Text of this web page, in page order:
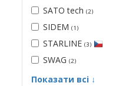
SATO tech (2)
SIDEM (1)
STARLINE (3)
SWAG (2)
Показати всі ↓